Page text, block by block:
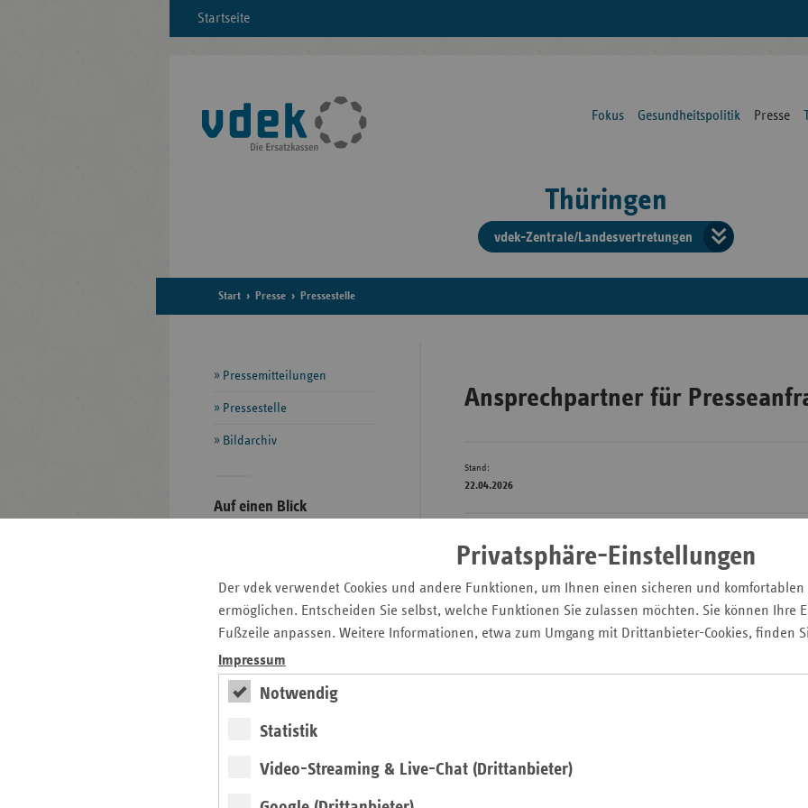
Privatsphäre-Einstellungen
Der vdek verwendet Cookies und andere Funktionen, um Ihnen einen sicheren und
ermöglichen. Entscheiden Sie selbst, welche Funktionen Sie zulassen möchten. Sie können Ihre
Fußzeile anpassen. Weitere Informationen, etwa zum Umgang mit Drittanbieter-Cookies, finden
Impressum
Notwendig
Statistik
Video-Streaming & Live-Chat (Drittanbieter)
Startseite
Fokus Gesundheitspolitik Presse
Thüringen
vdek-Zentrale/Landesvertretungen
der
Start Presse Pressestelle
Ansprechpartner für
Stand:
22.04.2026
Anne Osterland
E-Mail:
Seitennavigation
Pressemitteilungen
Pressestelle
Bildarchiv
Seitenleiste
Auf einen Blick
Veranstaltungen
Bildarchiv
Neu: Ausgabe 4/2026
des ersatzkassen
Magazins
Magazin